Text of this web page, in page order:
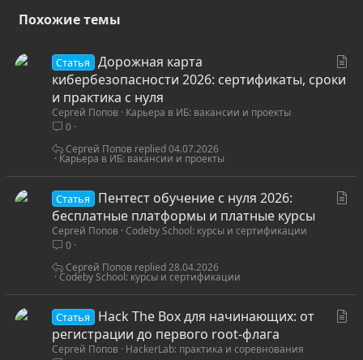
Похожие темы
Статья
Дорожная карта
кибербезопасности 2026: сертификаты, сроки
и практика с нуля
Сергей Попов Карьера в ИБ: вакансии и проекты
0
Карьера в ИБ: вакансии и проекты
04.07.2026
Сергей Попов
Статья
Пентест обучение с нуля 2026:
бесплатные платформы и платные курсы
Сергей Попов Codeby School: курсы и сертификации
0
Codeby School: курсы и сертификации
28.04.2026
Сергей Попов
Статья
Hack The Box для начинающих: от
регистрации до первого root-флага
Сергей Попов HackerLab: практика и соревнования